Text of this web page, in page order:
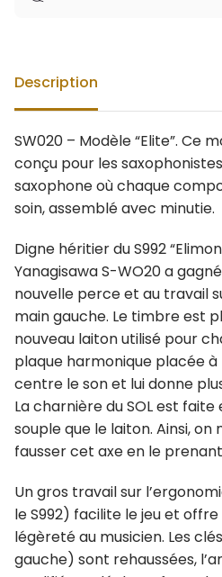
Description
SW020 – Modèle “Elite”. Ce
conçu pour les
saxophone où chaque
soin, assemblé avec minutie.
Digne héritier du S992
Yanagisawa S-WO20 a
nouvelle perce et au travail
main gauche. Le timbre est
nouveau laiton utilisé pour
plaque harmonique placée
centre le son et lui donne
La charnière du SOL est
souple que le laiton. Ainsi, on
fausser cet axe en le
Un gros travail sur
le S992) facilite le jeu et
légèreté au musicien. Les
gauche) sont rehaussées,